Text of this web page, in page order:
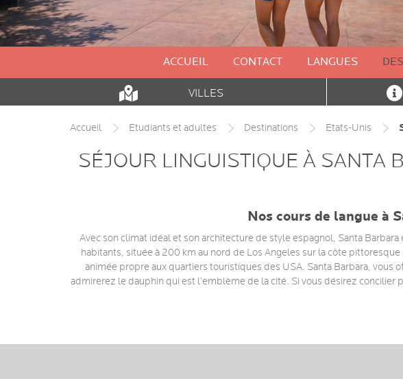
ACCUEIL CONTACT LANGUES
VILLES
Accueil Etudiants et adultes Destinations Etats-Unis
SÉJOUR LINGUISTIQUE À SANTA
Nos cours de langue à
Avec son climat idéal et son architecture de style espagnol, Santa
habitants, située à 200 km au nord de Los Angeles sur la côte
animée propre aux quartiers touristiques des USA. Santa Barbara, vous
admirerez le dauphin qui est l’emblème de la cité. Si vous désirez